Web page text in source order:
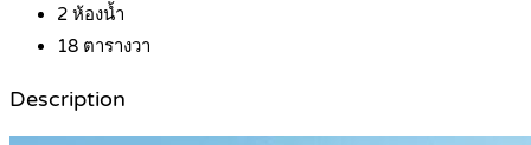
2 ห้องน้ำ
18 ตารางวา
Description